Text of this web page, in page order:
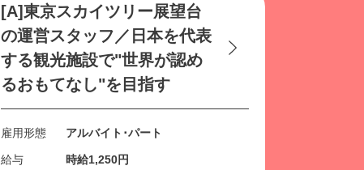
[A]東京スカイツリー展望台
の運営スタッフ／⽇本を代表
する観光施設で"世界が認め
るおもてなし"を⽬指す
雇用形態 アルバイト･パート
給与 時給1,250円